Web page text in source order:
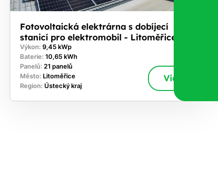
Fotovoltaická elektrárna s dobíjecí
stanicí pro elektromobil - Litoměřice
Výkon: 9,45 kWp
Baterie: 10,65 kWh
Panelů: 21 panelů
Město: Litoměřice
Region: Ústecký kraj
Více